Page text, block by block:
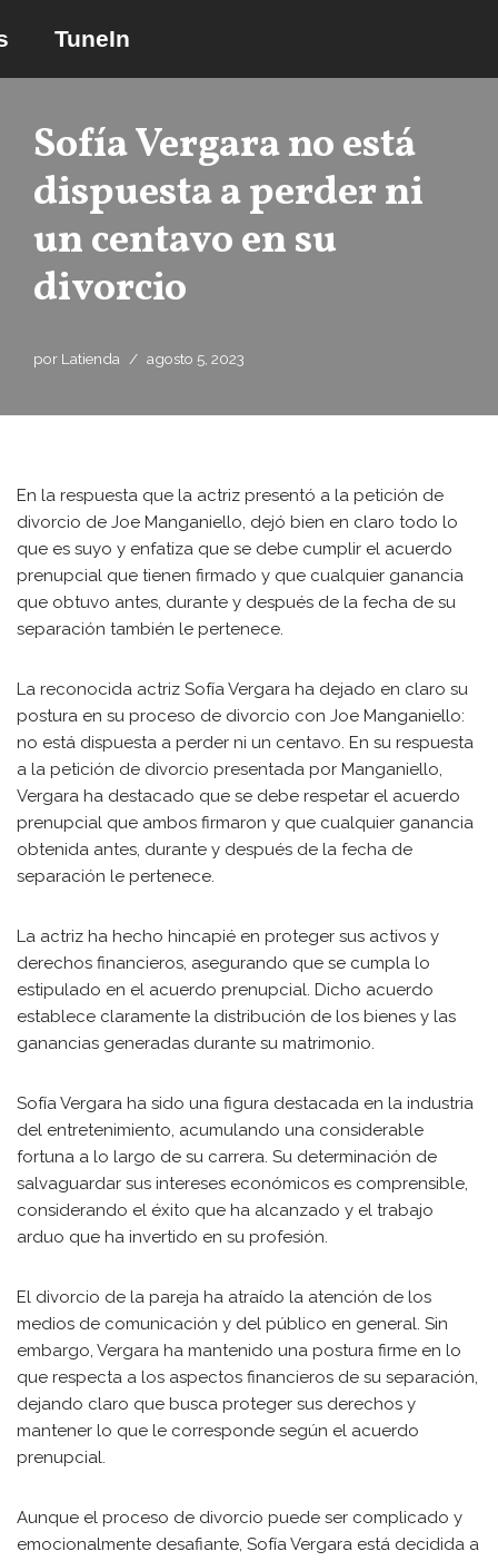
TuneIn
Sofía Vergara no está
dispuesta a perder ni
un centavo en su
divorcio
por Latienda agosto 5, 2023
En la respuesta que la actriz presentó a la petición de
divorcio de Joe Manganiello, dejó bien en claro todo lo
que es suyo y enfatiza que se debe cumplir el acuerdo
prenupcial que tienen firmado y que cualquier ganancia
que obtuvo antes, durante y después de la fecha de su
separación también le pertenece.
La reconocida actriz Sofía Vergara ha dejado en claro su
postura en su proceso de divorcio con Joe Manganiello:
no está dispuesta a perder ni un centavo. En su respuesta
a la petición de divorcio presentada por Manganiello,
Vergara ha destacado que se debe respetar el acuerdo
prenupcial que ambos firmaron y que cualquier ganancia
obtenida antes, durante y después de la fecha de
separación le pertenece.
La actriz ha hecho hincapié en proteger sus activos y
derechos financieros, asegurando que se cumpla lo
estipulado en el acuerdo prenupcial. Dicho acuerdo
establece claramente la distribución de los bienes y las
ganancias generadas durante su matrimonio.
Sofía Vergara ha sido una figura destacada en la industria
del entretenimiento, acumulando una considerable
fortuna a lo largo de su carrera. Su determinación de
salvaguardar sus intereses económicos es comprensible,
considerando el éxito que ha alcanzado y el trabajo
arduo que ha invertido en su profesión.
El divorcio de la pareja ha atraído la atención de los
medios de comunicación y del público en general. Sin
embargo, Vergara ha mantenido una postura firme en lo
que respecta a los aspectos financieros de su separación,
dejando claro que busca proteger sus derechos y
mantener lo que le corresponde según el acuerdo
prenupcial.
Aunque el proceso de divorcio puede ser complicado y
emocionalmente desafiante, Sofía Vergara está decidida a